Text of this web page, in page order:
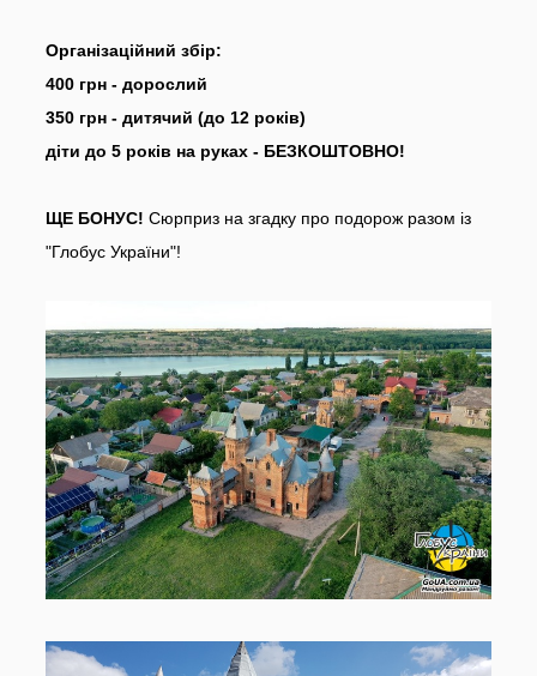
Організаційний збір:
400 грн - дорослий
350 грн - дитячий (до 12 років)
діти до 5 років на руках - БЕЗКОШТОВНО!
ЩЕ БОНУС! Сюрприз на згадку про подорож разом із
"Глобус України"!